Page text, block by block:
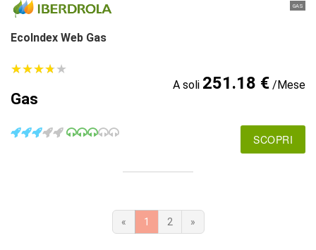
GAS
EcoIndex Web Gas
★★★★★
★★★★★
Gas
A soli 251.18 €/Mese
SCOPRI
« 1 2 »